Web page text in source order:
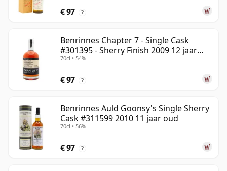
€ 97 ?
Benrinnes Chapter 7 - Single Cask
#301395 - Sherry Finish 2009 12 jaar
oud
70cl • 54%
€ 97 ?
Benrinnes Auld Goonsy's Single Sherry
Cask #311599 2010 11 jaar oud
70cl • 56%
€ 97 ?